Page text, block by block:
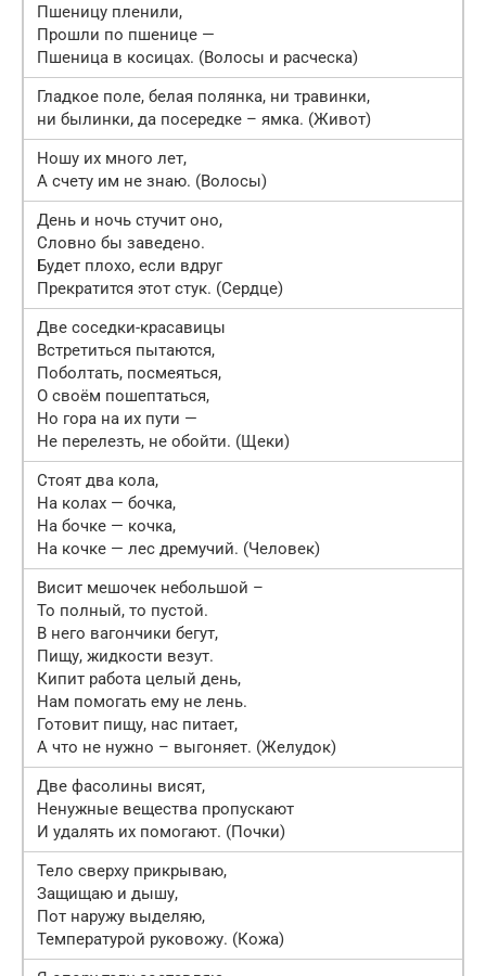
Пшеницу пленили,
Прошли по пшенице —
Пшеница в косицах. (Волосы и расческа)
Гладкое поле, белая полянка, ни травинки,
ни былинки, да посередке – ямка. (Живот)
Ношу их много лет,
А счету им не знаю. (Волосы)
День и ночь стучит оно,
Словно бы заведено.
Будет плохо, если вдруг
Прекратится этот стук. (Сердце)
Две соседки-красавицы
Встретиться пытаются,
Поболтать, посмеяться,
О своём пошептаться,
Но гора на их пути —
Не перелезть, не обойти. (Щеки)
Стоят два кола,
На колах — бочка,
На бочке — кочка,
На кочке — лес дремучий. (Человек)
Висит мешочек небольшой –
То полный, то пустой.
В него вагончики бегут,
Пищу, жидкости везут.
Кипит работа целый день,
Нам помогать ему не лень.
Готовит пищу, нас питает,
А что не нужно – выгоняет. (Желудок)
Две фасолины висят,
Ненужные вещества пропускают
И удалять их помогают. (Почки)
Тело сверху прикрываю,
Защищаю и дышу,
Пот наружу выделяю,
Температурой руковожу. (Кожа)